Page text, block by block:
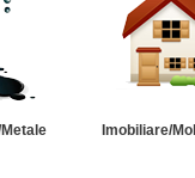
Imobiliare/